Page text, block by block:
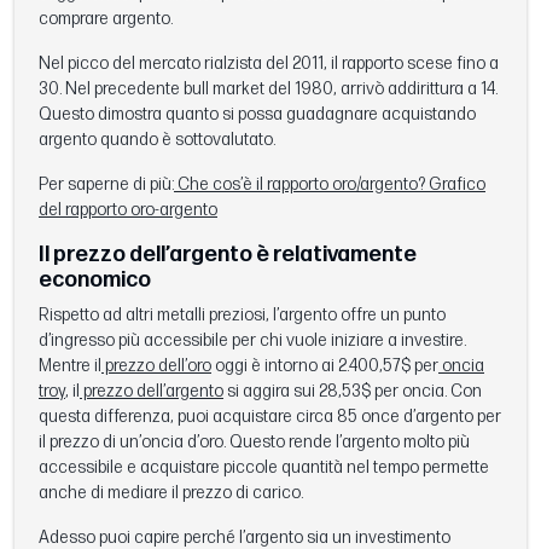
comprare argento.
Nel picco del mercato rialzista del 2011, il rapporto scese fino a
30. Nel precedente bull market del 1980, arrivò addirittura a 14.
Questo dimostra quanto si possa guadagnare acquistando
argento quando è sottovalutato.
Per saperne di più: Che cos’è il rapporto oro/argento? Grafico
del rapporto oro-argento
Il prezzo dell’argento è relativamente
economico
Rispetto ad altri metalli preziosi, l’argento offre un punto
d’ingresso più accessibile per chi vuole iniziare a investire.
Mentre il prezzo dell’oro oggi è intorno ai 2.400,57$ per oncia
troy, il prezzo dell’argento si aggira sui 28,53$ per oncia. Con
questa differenza, puoi acquistare circa 85 once d’argento per
il prezzo di un’oncia d’oro. Questo rende l’argento molto più
accessibile e acquistare piccole quantità nel tempo permette
anche di mediare il prezzo di carico.
Adesso puoi capire perché l’argento sia un investimento